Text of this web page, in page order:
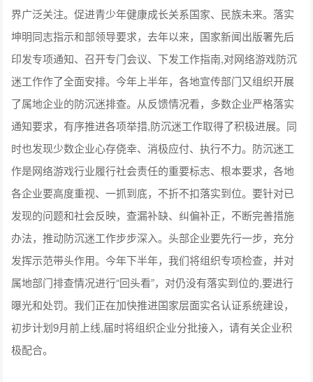
界广泛关注。促进青少年健康成长关系国家、民族未来。落实
坤明同志指示和部领导要求，去年以来，国家新闻出版署先后
印发专项通知、召开专门会议、下发工作指南,对网络游戏防沉
迷工作作了全面安排。今年上半年，各地宣传部门又组织开展
了属地企业的防沉迷排查。从反馈情况看，多数企业严格落实
通知要求，有序推进各项举措,防沉迷工作取得了积极进展。同
时也发现少数企业心存侥幸、消极应付、执行不力。防沉迷工
作是网络游戏行业履行社会责任的重要标志、根本要求，各地
各企业要高度重视、一抓到底，不折不扣落实到位。要针对已
发现的问题和社会反映，查漏补缺、纠偏补正，不断完善措施
办法，推动防沉迷工作步步深入。头部企业要先行一步，充分
发挥示范带头作用。今年下半年，我们将组织专项检查，并对
属地部门排查情况进行“回头看”，对仍没有落实到位的,要进行
曝光和处罚。我们正在加快推进国家层面实名认证系统建设，
初步计划9月前上线,届时将组织企业分批接入，请有关企业积
极配合。